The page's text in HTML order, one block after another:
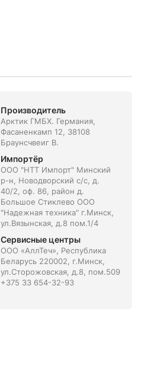
Производитель
Арктик ГМБХ. Германия,
Фасаненкамп 12, 38108
Браунсчвеиг В.
Импортёр
ООО "НТТ Импорт" Минский
р-н, Новодворский с/с, д.
40/2, оф. 86, район д.
Большое Стиклево ООО
"Надежная техника" г.Минск,
ул.Вязынская, д.8 пом.1/4
Сервисные центры
ООО «АллТеч», Республика
Беларусь 220002, г.Минск,
ул.Сторожовская, д.8, пом.509
+375 33 654-32-93